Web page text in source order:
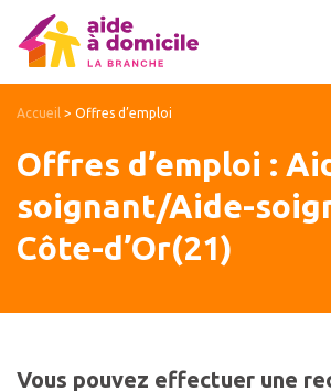
Accueil > Offres d’emploi
Offres d’emploi :
soignant/Aide-
Côte-d’Or(21)
Vous pouvez effectuer une